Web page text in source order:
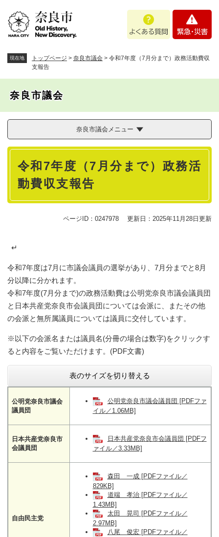
あ
問
・
現在地 トップページ > 奈良市議会 > 令和7年度（7月分まで）政務活動費収
支報告
奈良市議会
奈良市議会メニュー
本
令和7年度（7月分まで）政務活
動費収支報告
ページID：0247978 更新日：2025年11月28日更新
↵
令和7年度は7月に市議会議員の選挙があり、7月分までと8月
分以降に分かれます。
令和7年度(7月分まで)の政務活動費は公明党奈良市議会議員団
と日本共産党奈良市会議員団については会派に、またその他
の会派と無所属議員については議員に交付しています。
※以下の会派名または議員名(分冊の場合は数字)をクリックす
ると内容をご覧いただけます。(PDF文書)
表のサイズを切り替える
公明党奈良市議会
議員団
公明党奈良市議会議員団 [PDFファ
イル／1.06MB]
日本共産党奈良市
会議員団
日本共産党奈良市会議員団 [PDFフ
ァイル／3.33MB]
自由民主党
森田 一成 [PDFファイル／
829KB]
道端 孝治 [PDFファイル／
1.43MB]
太田 晃司 [PDFファイル／
2.97MB]
八尾 俊宏 [PDFファイル／